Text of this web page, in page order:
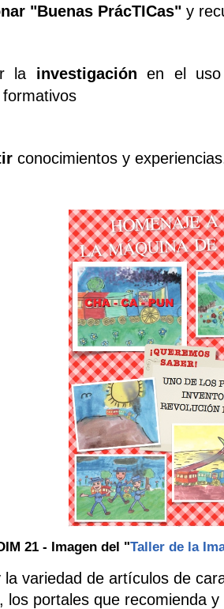
"Buenas PrácTICas"y
la investigaciónen el
conocimientos y
21 - Imagen del "Taller de la
la variedad de artículos de
los portales que recomienda